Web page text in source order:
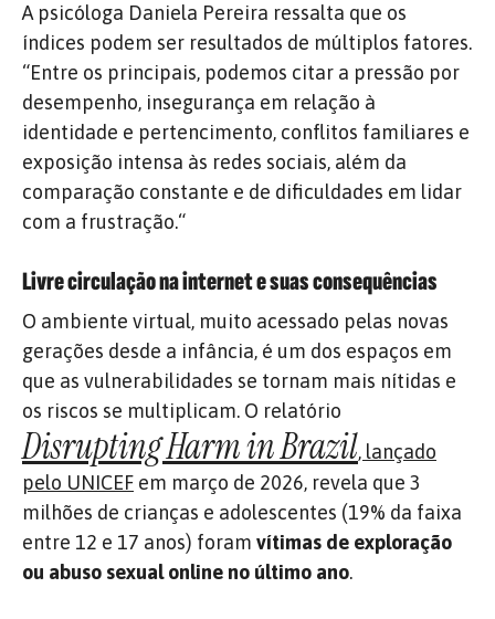
A psicóloga Daniela Pereira ressalta que os
índices podem ser resultados de múltiplos fatores.
“Entre os principais, podemos citar a pressão por
desempenho, insegurança em relação à
identidade e pertencimento, conflitos familiares e
exposição intensa às redes sociais, além da
comparação constante e de dificuldades em lidar
com a frustração.“
Livre circulação na internet e suas consequências
O ambiente virtual, muito acessado pelas novas
gerações desde a infância, é um dos espaços em
que as vulnerabilidades se tornam mais nítidas e
os riscos se multiplicam. O relatório
Disrupting Harm in Brazil, lançado
pelo UNICEF em março de 2026, revela que 3
milhões de crianças e adolescentes (19% da faixa
entre 12 e 17 anos) foram vítimas de exploração
ou abuso sexual online no último ano.